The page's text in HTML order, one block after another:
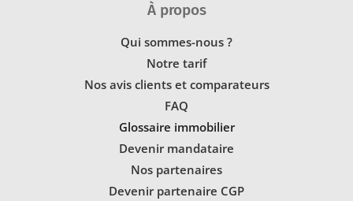
À propos
Qui sommes-nous ?
Notre tarif
Nos avis clients et comparateurs
FAQ
Glossaire immobilier
Devenir mandataire
Nos partenaires
Devenir partenaire CGP